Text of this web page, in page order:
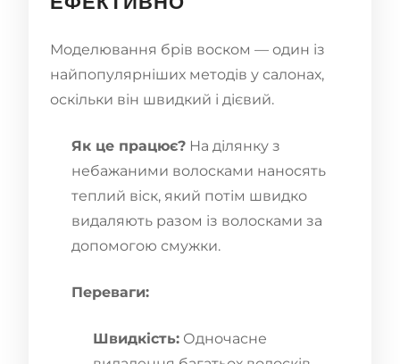
Моделювання брів воском — один із
найпопулярніших методів у салонах,
оскільки він швидкий і дієвий.
Як це працює? На ділянку з
небажаними волосками наносять
теплий віск, який потім швидко
видаляють разом із волосками за
допомогою смужки.
Переваги:
Швидкість: Одночасне